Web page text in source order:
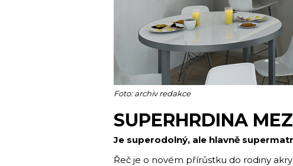
Foto: archiv redakce
SUPERHRDINA
Je superodolný, ale hlavně
Řeč je o novém přírůstku do rodiny